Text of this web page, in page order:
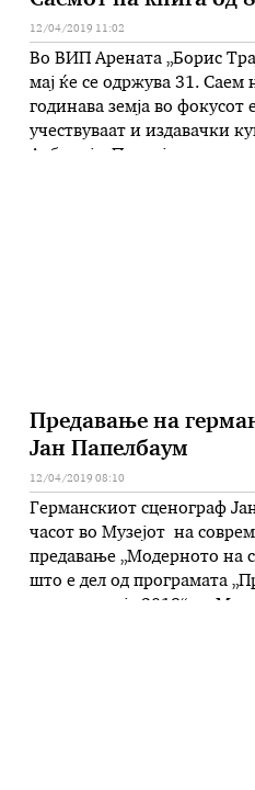
12/04/2019 11:02
Во ВИП Арената „Борис
мај ќе се одржува 31. Саем
годинава земја во фокусот
учествуваат и издавачки
Предавање на
Јан Папелбаум
12/04/2019 08:10
Германскиот сценограф
часот во Музејот на
предавање „Модерното на
што е дел од програмата